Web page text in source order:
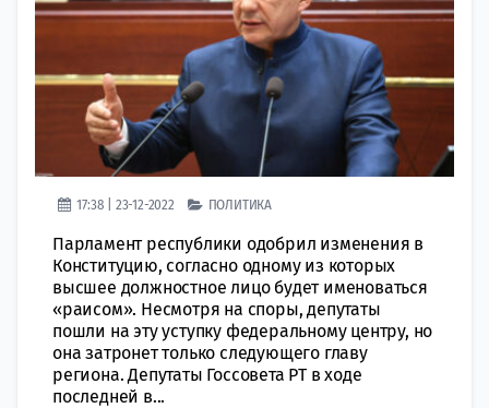
17:38 | 23-12-2022 ПОЛИТИКА
Парламент республики одобрил изменения в
Конституцию, согласно одному из которых
высшее должностное лицо будет именоваться
«раисом». Несмотря на споры, депутаты
пошли на эту уступку федеральному центру, но
она затронет только следующего главу
региона. Депутаты Госсовета РТ в ходе
последней в...